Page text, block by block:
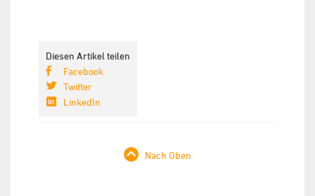
Diesen Artikel teilen
Facebook
Twitter
LinkedIn
Nach Oben